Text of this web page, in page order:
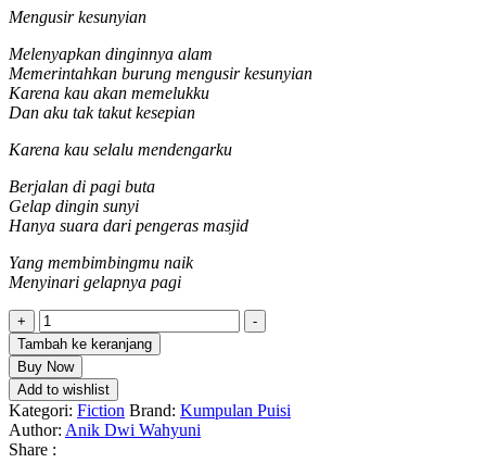
Mengusir kesunyian
Melenyapkan dinginnya alam
Memerintahkan burung mengusir kesunyian
Karena kau akan memelukku
Dan aku tak takut kesepian
Karena kau selalu mendengarku
Berjalan di pagi buta
Gelap dingin sunyi
Hanya suara dari pengeras masjid
Yang membimbingmu naik
Menyinari gelapnya pagi
+
Kuantitas
Kumpulan
Puisi
Hilangnya
Dingin
Malam
-
Tambah ke keranjang
Buy Now
Add to wishlist
Kategori: Fiction Brand: Kumpulan Puisi
Author: Anik Dwi Wahyuni
Share :